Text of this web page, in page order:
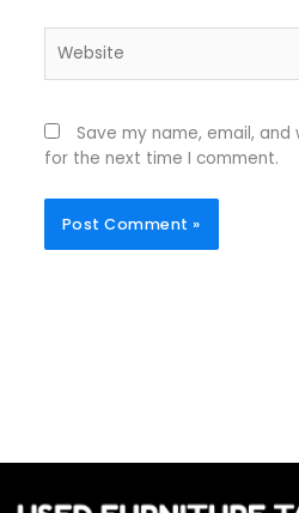
Save my name, email,
for the next time I comment.